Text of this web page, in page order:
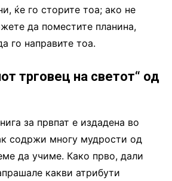
ќе го сторите тоа; ако не
да поместите планина,
го направите тоа.
трговец на светот“ од
за првпат е издадена во
содржи многу мудрости од
да учиме. Како прво, дали
какви атрибути